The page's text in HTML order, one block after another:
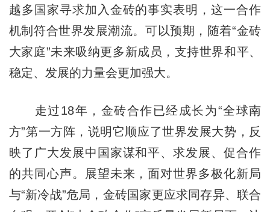
越多国家寻求加入金砖的事实表明，这一合作
机制符合世界发展潮流。可以预期，随着“金砖
大家庭”未来吸纳更多新成员，支持世界和平、
稳定、发展的力量会更加强大。
走过18年，金砖合作已经成长为“全球南
方”第一方阵，说明它顺应了世界发展大势，反
映了广大发展中国家谋和平、求发展、促合作
的共同心声。展望未来，面对世界多极化新局
与“新冷战”危局，金砖国家更应求同存异、联合